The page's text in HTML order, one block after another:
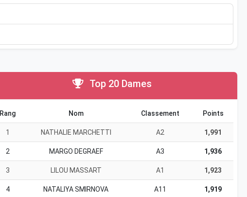
Top 20 Dames
Rang Nom Classement Points
1 NATHALIE MARCHETTI A2 1,991
2 MARGO DEGRAEF A3 1,936
3 LILOU MASSART A1 1,923
4 NATALIYA SMIRNOVA A11 1,919